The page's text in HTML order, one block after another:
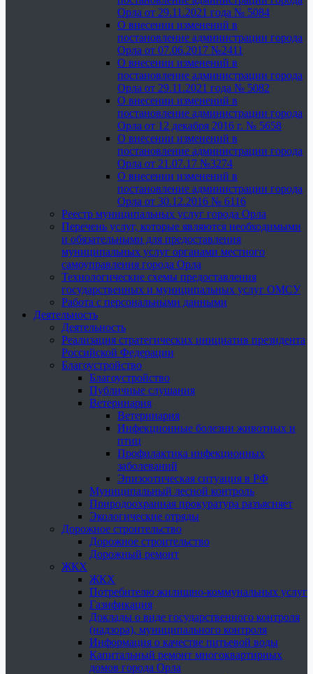
Орла от 29.11.2021 года № 5084
О внесении изменений в
постановление администрации города
Орла от 07.06.2017 №2411
О внесении изменений в
постановление администрации города
Орла от 29.11.2021 года № 5082
О внесении изменений в
постановление администрации города
Орла от 12 декабря 2016 г. № 5658
О внесении изменений в
постановление администрации города
Орла от 21.07.17 №3274
О внесении изменений в
постановление администрации города
Орла от 30.12.2016 № 6116
Реестр муниципальных услуг города Орла
Перечень услуг, которые являются необходимыми
и обязательными для предоставления
муниципальных услуг органами местного
самоуправления города Орла
Технологические схемы предоставления
государственных и муниципальных услуг ОМСУ
Работа с персональными данными
Деятельность
Деятельность
Реализация стратегических инициатив президента
Российской Федерации
Благоустройство
Благоустройство
Публичные слушания
Ветеринария
Ветеринария
Инфекционные болезни животных и
птиц
Профилактика инфекционных
заболеваний
Эпизоотическая ситуация в РФ
Муниципальный лесной контроль
Природоохранная прокуратура разъясняет
Экологические отряды
Дорожное строительство
Дорожное строительство
Дорожный ремонт
ЖКХ
ЖКХ
Потребителю жилищно-коммунальных услуг
Газификация
Доклады о виде государственного контроля
(надзора), муниципального контроля
Информация о качестве питьевой воды
Капитальный ремонт многоквартирных
домов города Орла